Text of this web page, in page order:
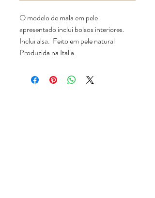
O modelo de mala em pele
apresentado inclui bolsos interiores.
Inclui alsa. Feito em pele natural
Produzida na Italia.